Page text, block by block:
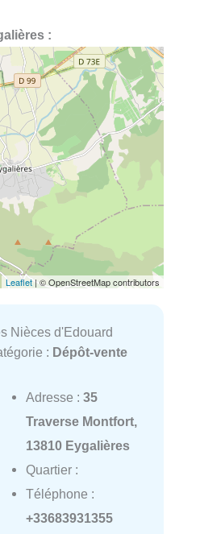
:
Leaflet| © OpenStreetMap contributors
Nièces d'Edouard
: Dépôt-vente
Adresse : 35
Traverse Montfort,
13810 Eygalières
Quartier :
Téléphone :
+33683931355